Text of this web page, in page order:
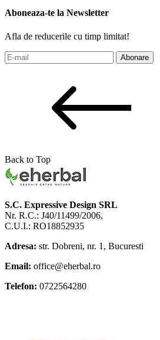
Aboneaza-te la Newsletter
Afla de reducerile cu timp limitat!
Abonare
Back to Top
S.C. Expressive Design SRL
Nr. R.C.: J40/11499/2006,
C.U.I.: RO18852935
Adresa: str. Dobreni, nr. 1, Bucuresti
Email: office@eherbal.ro
Telefon: 0722564280